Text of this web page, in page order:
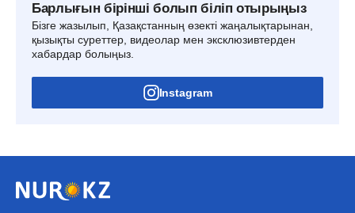
Барлығын бірінші болып біліп отырыңыз
Бізге жазылып, Қазақстанның өзекті жаңалықтарынан,
қызықты суреттер, видеолар мен эксклюзивтерден
хабардар болыңыз.
Instagram